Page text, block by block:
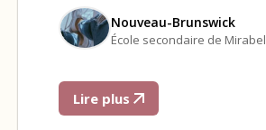
Nouveau-Brunswick
École secondaire de Mirabel
Lire plus